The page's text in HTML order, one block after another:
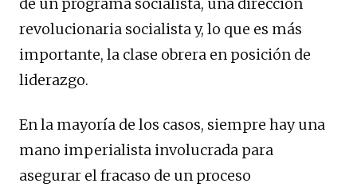
revolucionaria socialista y, lo que es más
importante, la clase obrera en posición de
liderazgo.
En la mayoría de los casos, siempre hay una
mano imperialista involucrada para
asegurar el fracaso de un proceso